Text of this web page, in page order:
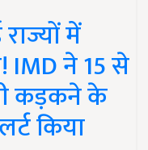
में
ने 15 से
कड़कने के
किया